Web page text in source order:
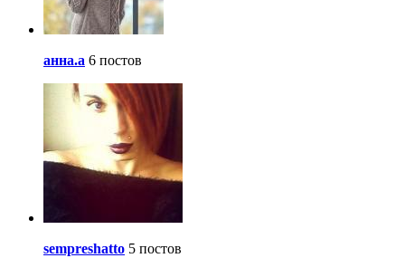
анна.a 6 постов
sempreshatto 5 постов